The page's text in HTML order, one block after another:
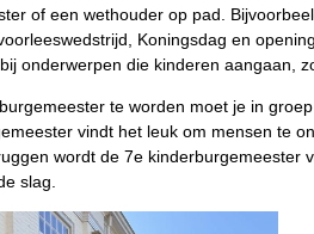
of een wethouder op pad.
Koningsdag en
onderwerpen die kinderen aangaan,
te worden moet je in
vindt het leuk om mensen te
wordt de 7e kinderburgemeester
slag.